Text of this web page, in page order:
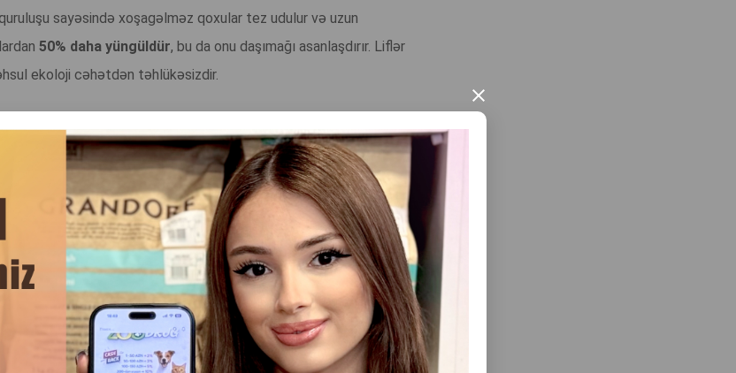
×
sayəsində xoşagəlməz qoxular tez udulur və uzun
50% daha yüngüldür, bu da onu daşımağı asanlaşdırır. Liflər
ekoloji cəhətdən təhlükəsizdir.
OXU
Hamısını Gör